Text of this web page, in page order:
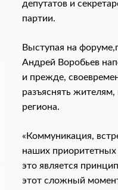
депутатов и
партии.
Выступая на
Андрей Воробьев
и прежде,
разъяснять
региона.
«Коммуникация,
наших приоритетных
это является
этот сложный